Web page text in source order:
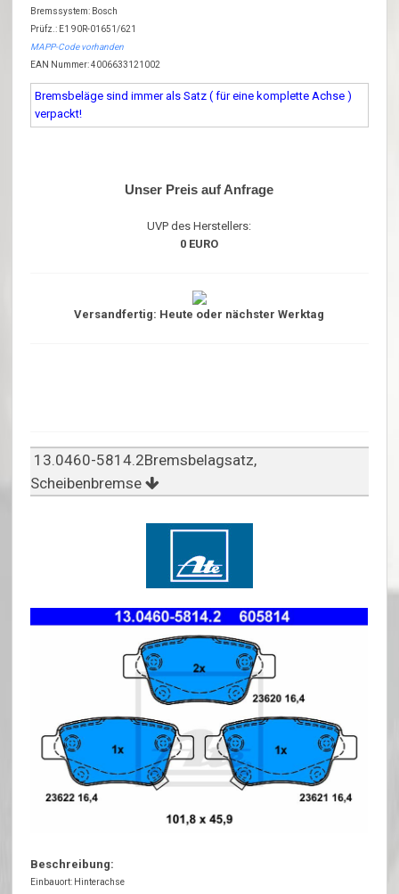
Bremssystem: Bosch
Prüfz.: E1 90R-01651/621
MAPP-Code vorhanden
EAN Nummer: 4006633121002
Bremsbeläge sind immer als Satz ( für eine komplette Achse )
verpackt!
Unser Preis auf Anfrage
UVP des Herstellers:
0 EURO
Versandfertig: Heute oder nächster Werktag
13.0460-5814.2Bremsbelagsatz,
Scheibenbremse
Beschreibung:
Einbauort: Hinterachse